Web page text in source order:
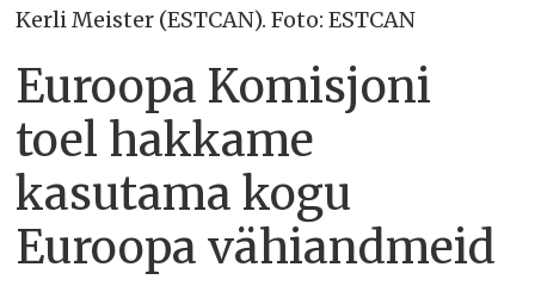
Kerli Meister (ESTCAN). Foto: ESTCAN
Euroopa Komisjoni
toel hakkame
kasutama kogu
Euroopa vähiandmeid